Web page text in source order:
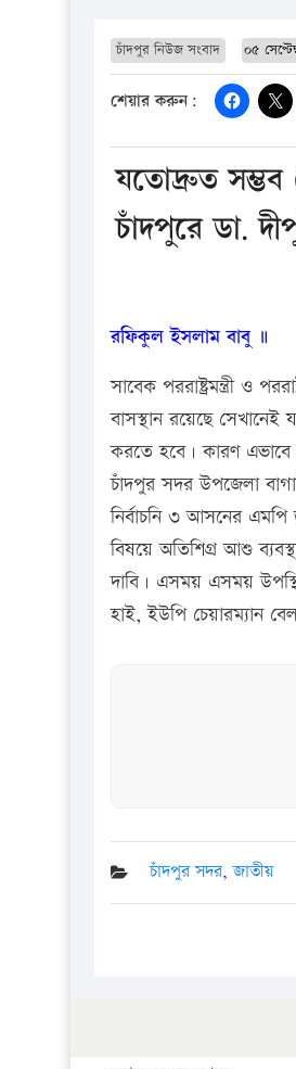
চাঁদপুর নিউজ সংবাদ ০৫
শেয়ার করুন:
যতোদ্রুত সম্ভব
চাঁদপুরে ডা.
রফিকুল ইসলাম বাবু ॥
সাবেক পররাষ্ট্রমন্ত্রী ও
বাসস্থান রয়েছে
করতে হবে। কারণ
চাঁদপুর সদর উপজেলা
নির্বাচনি ৩ আসনের
বিষয়ে অতিশিগ্র আশু
দাবি। এসময় এসময়
হাই, ইউপি চেয়ারম্যান
চাঁদপুর সদর,জাতীয়